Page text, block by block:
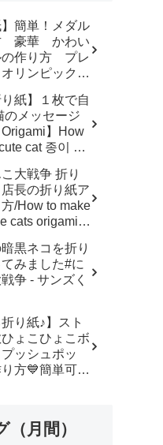
】簡単！メダル
豪華 かわい
の作り方 プレ
リンピックメ
り紙】１枚で自
のメッセージ
】How
종이 접
Totoro 万圣
Halloween -
こ大戦争 折り
長の折り紙ア
/How to make
cats origami
【人気キャラ
origami)】
黒ネコを折り
みました#に
争 - サンズく
折り紙♪】スト
ょこひょこボ
ッシュポッ
方💙簡単可愛
楽
月間）